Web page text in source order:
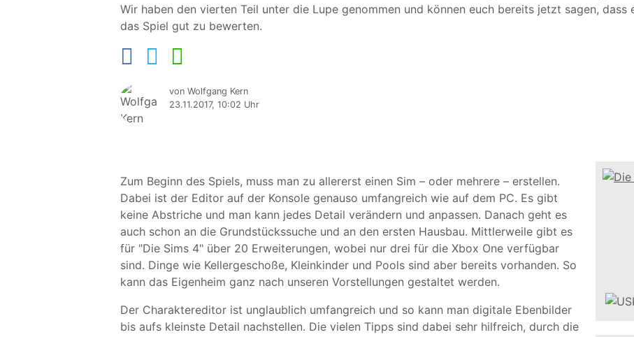
Wir haben den vierten Teil unter die Lupe genommen und können euch bereits jetzt sagen,
das Spiel gut zu bewerten.
von Wolfgang Kern
23.11.2017, 10:02 Uhr
Zum Beginn des Spiels, muss man zu allererst einen Sim – oder mehrere – erstellen.
Dabei ist der Editor auf der Konsole genauso umfangreich wie auf dem PC. Es gibt
keine Abstriche und man kann jedes Detail verändern und anpassen. Danach geht es
auch schon an die Grundstückssuche und an den ersten Hausbau. Mittlerweile gibt es
für "Die Sims 4" über 20 Erweiterungen, wobei nur drei für die Xbox One verfügbar
sind. Dinge wie Kellergeschoße, Kleinkinder und Pools sind aber bereits vorhanden. So
kann das Eigenheim ganz nach unseren Vorstellungen gestaltet werden.
Der Charaktereditor ist unglaublich umfangreich und so kann man digitale Ebenbilder
bis aufs kleinste Detail nachstellen. Die vielen Tipps sind dabei sehr hilfreich, durch die